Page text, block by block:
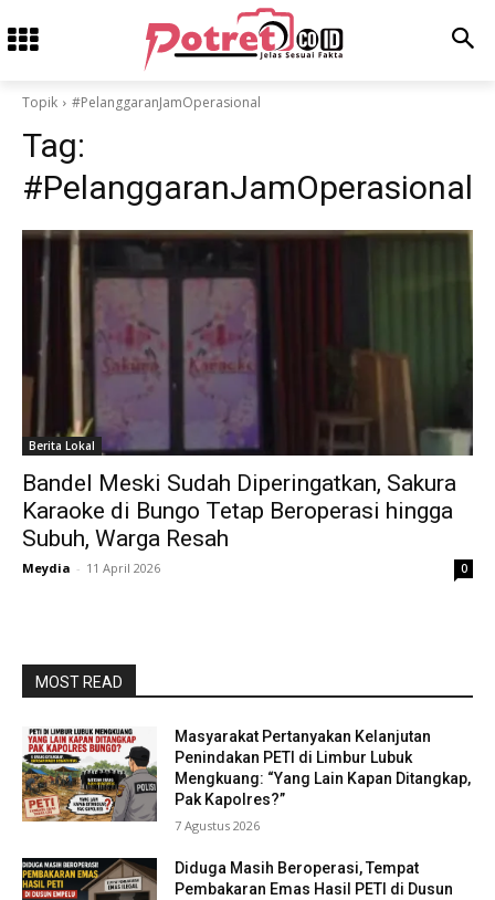
Topik #PelanggaranJamOperasional
Tag:
#PelanggaranJamOperasional
Berita Lokal
Bandel Meski Sudah Diperingatkan, Sakura
Karaoke di Bungo Tetap Beroperasi hingga
Subuh, Warga Resah
Meydia - 11 April 2026 0
MOST READ
Masyarakat Pertanyakan Kelanjutan
Penindakan PETI di Limbur Lubuk
Mengkuang: “Yang Lain Kapan Ditangkap,
Pak Kapolres?”
7 Agustus 2026
Diduga Masih Beroperasi, Tempat
Pembakaran Emas Hasil PETI di Dusun